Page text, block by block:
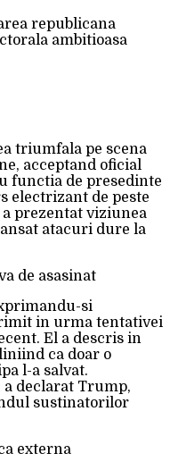
republicana
ambitioasa
triumfala pe scena
acceptand oficial
functia de presedinte
electrizant de peste
prezentat viziunea
atacuri dure la
de asasinat
si
in urma tentativei
El a descris in
ca doar o
l-a salvat.
a declarat Trump,
sustinatorilor
externa